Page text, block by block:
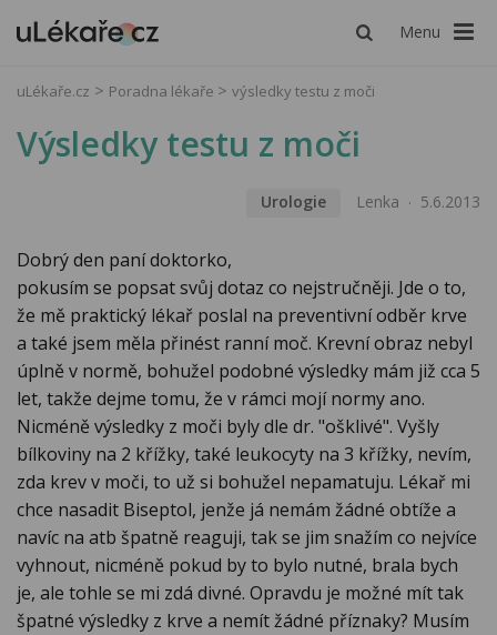
Menu
uLékaře.cz Poradna lékaře výsledky testu z moči
Výsledky testu z moči
Urologie Lenka 5.6.2013
Dobrý den paní doktorko,
pokusím se popsat svůj dotaz co nejstručněji. Jde o to,
že mě praktický lékař poslal na preventivní odběr krve
a také jsem měla přinést ranní moč. Krevní obraz nebyl
úplně v normě, bohužel podobné výsledky mám již cca 5
let, takže dejme tomu, že v rámci mojí normy ano.
Nicméně výsledky z moči byly dle dr. "ošklivé". Vyšly
bílkoviny na 2 křížky, také leukocyty na 3 křížky, nevím,
zda krev v moči, to už si bohužel nepamatuju. Lékař mi
chce nasadit Biseptol, jenže já nemám žádné obtíže a
navíc na atb špatně reaguji, tak se jim snažím co nejvíce
vyhnout, nicméně pokud by to bylo nutné, brala bych
je, ale tohle se mi zdá divné. Opravdu je možné mít tak
špatné výsledky z krve a nemít žádné příznaky? Musím